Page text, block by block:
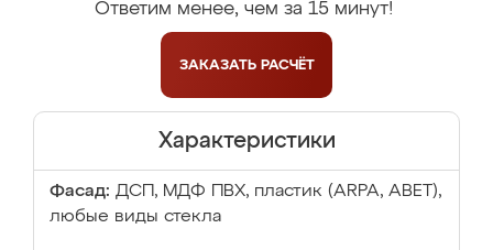
Ответим менее, чем за 15 минут!
ЗАКАЗАТЬ РАСЧЁТ
Характеристики
Фасад: ДСП, МДФ ПВХ, пластик (ARPA, ABET),
любые виды стекла